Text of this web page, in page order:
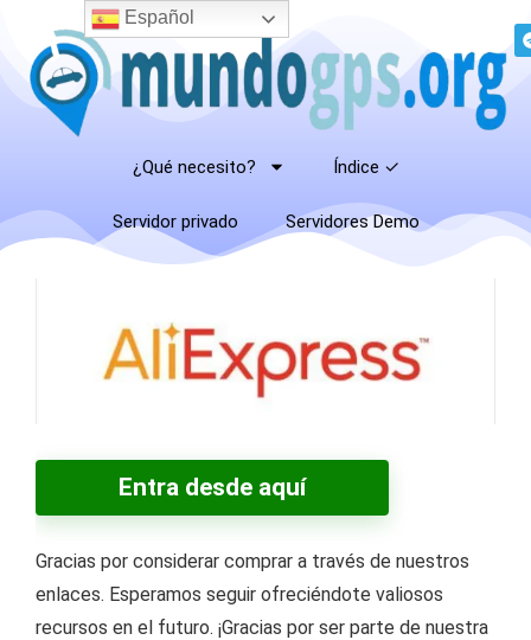
¿Qué necesito? Índice ✓
Servidor privado Servidores Demo
Entra desde aquí
Gracias por considerar comprar a través de nuestros
enlaces. Esperamos seguir ofreciéndote valiosos
recursos en el futuro. ¡Gracias por ser parte de nuestra
Español